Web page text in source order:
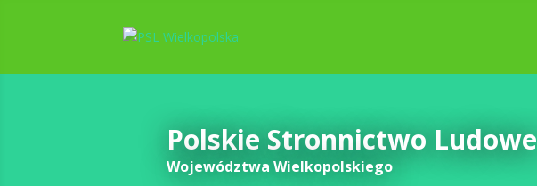
Polskie Stronnictwo Ludowe
Województwa Wielkopolskiego